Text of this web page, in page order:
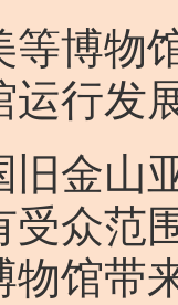
物馆
运行发
山亚
受众范
物馆带